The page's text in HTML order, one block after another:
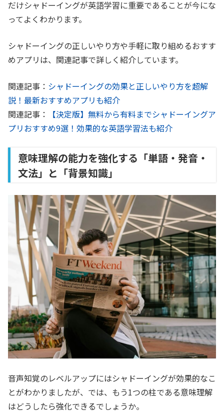
だけシャドーイングが英語学習に重要であることが今にな
ってよくわかります。
シャドーイングの正しいやり方や手軽に取り組めるおすす
めアプリは、関連記事で詳しく紹介しています。
関連記事： シャドーイングの効果と正しいやり方を超解
説！最新おすすめアプリも紹介
関連記事：
【決定版】無料から有料までシャドーイングア
プリおすすめ9選！効果的な英語学習法も紹介
意味理解の能力を強化する「単語・発音・
文法」と「背景知識」
音声知覚のレベルアップにはシャドーイングが効果的なこ
とがわかりましたが、では、もう1つの柱である意味理解
はどうしたら強化できるでしょうか。